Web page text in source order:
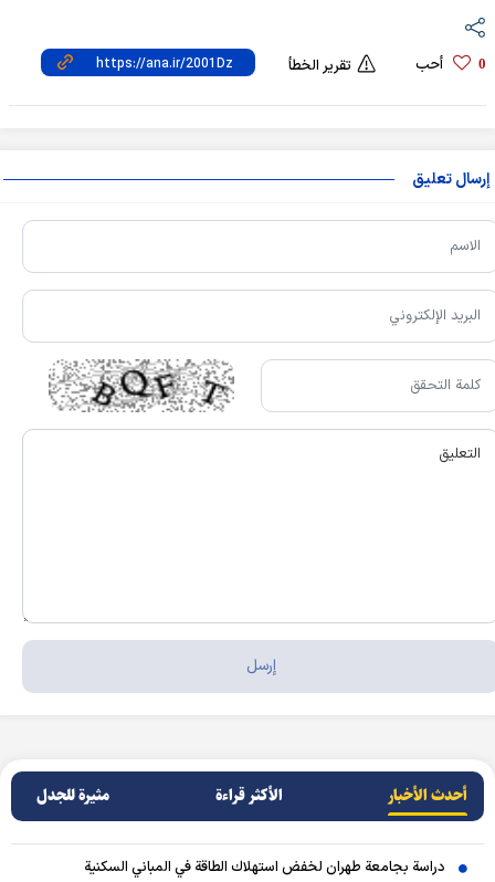
0 أحب تقرير الخطأ
إرسال تعليق
أحدث الأخبار الأکثر قراءة مثيرة للجدل
دراسة بجامعة طهران لخفض استهلاك الطاقة في المباني السكنية